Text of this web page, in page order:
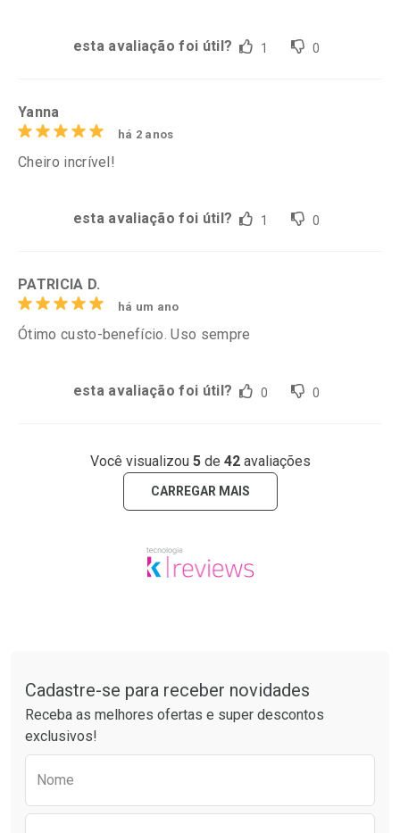
esta avaliação foi útil? 1 0
Yanna
há 2 anos
Cheiro incrível!
esta avaliação foi útil? 1 0
PATRICIA D.
há um ano
Ótimo custo-benefício. Uso sempre
esta avaliação foi útil? 0 0
Você visualizou 5de 42avaliações
CARREGAR MAIS
Cadastre-se para receber novidades
Receba as melhores ofertas e super descontos
exclusivos!
Nome